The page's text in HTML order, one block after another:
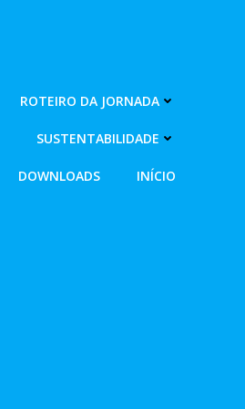
ROTEIRO DA JORNADA
SUSTENTABILIDADE
DOWNLOADS INÍCIO